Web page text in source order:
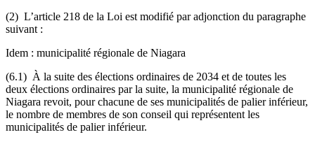
(2) L’article 218 de la Loi est modifié par adjonction du paragraphe
suivant :
Idem : municipalité régionale de Niagara
(6.1) À la suite des élections ordinaires de 2034 et de toutes les
deux élections ordinaires par la suite, la municipalité régionale de
Niagara revoit, pour chacune de ses municipalités de palier inférieur,
le nombre de membres de son conseil qui représentent les
municipalités de palier inférieur.